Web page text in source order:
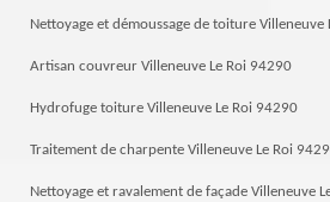
Nettoyage et démoussage de toiture Villeneuve
Artisan couvreur Villeneuve Le Roi 94290
Hydrofuge toiture Villeneuve Le Roi 94290
Traitement de charpente Villeneuve Le Roi
Nettoyage et ravalement de façade Villeneuve